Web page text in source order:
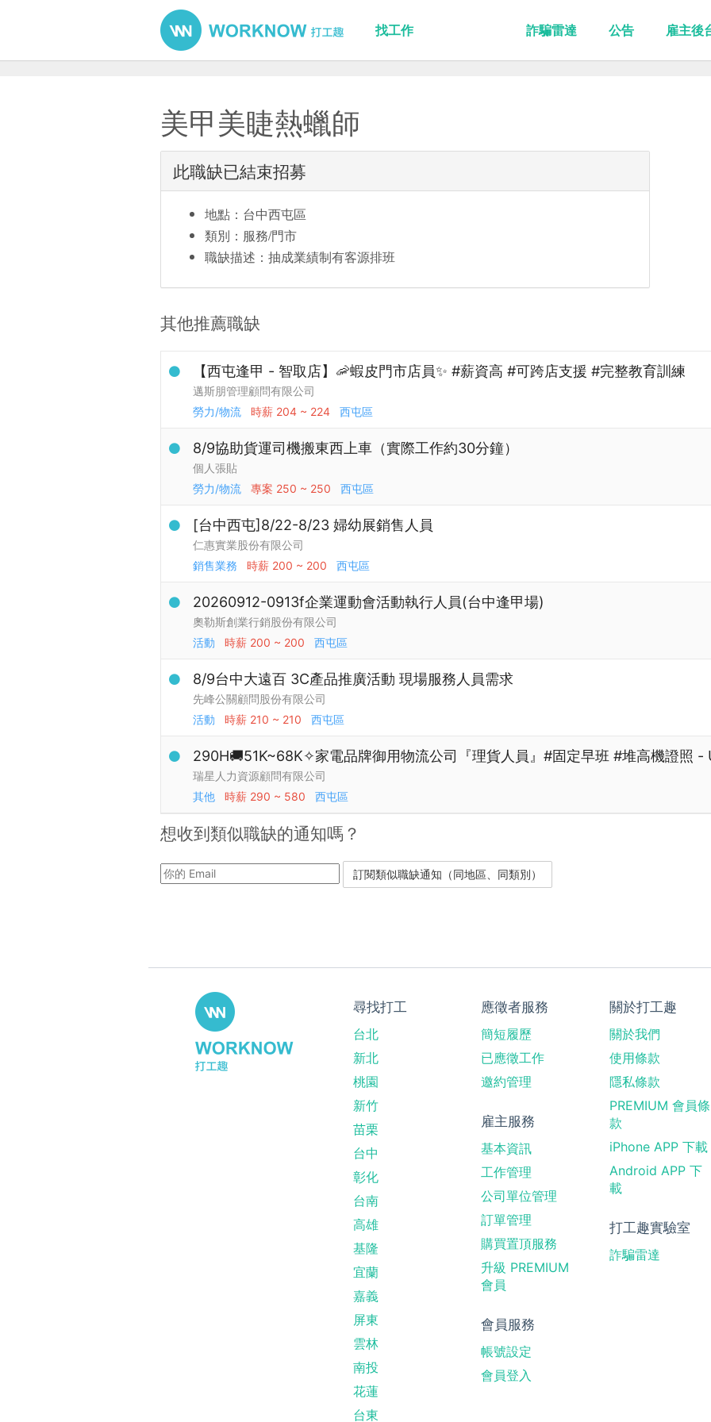
找工作 詐騙雷達 公告 雇主後
美甲美睫熱蠟師
此職缺已結束招募
地點：台中西屯區
類別：服務/門市
職缺描述：抽成業績制有客源排班
其他推薦職缺
【西屯逢甲 - 智取店】🦐蝦皮門市店員✨ #薪資高 #可跨店支援 #完整教育訓練
邁斯朋管理顧問有限公司
勞力/物流
時薪 204 ~ 224 西屯區
8/9協助貨運司機搬東西上車（實際工作約30分鐘）
個人張貼
勞力/物流
專案 250 ~ 250 西屯區
[台中西屯]8/22-8/23 婦幼展銷售人員
仁惠實業股份有限公司
銷售業務
時薪 200 ~ 200 西屯區
20260912-0913f企業運動會活動執行人員(台中逢甲場)
奧勒斯創業行銷股份有限公司
活動
時薪 200 ~ 200 西屯區
8/9台中大遠百 3C產品推廣活動 現場服務人員需求
先峰公關顧問股份有限公司
活動
時薪 210 ~ 210 西屯區
290H🚚51K~68K✧家電品牌御用物流公司『理貨人員』#固定早班 #堆高機證照 -
瑞星人力資源顧問有限公司
其他
時薪 290 ~ 580 西屯區
想收到類似職缺的通知嗎？
尋找打工
台北
新北
桃園
新竹
苗栗
台中
彰化
台南
高雄
基隆
宜蘭
嘉義
屏東
雲林
南投
花蓮
台東
應徵者服務
簡短履歷
已應徵工作
邀約管理
雇主服務
基本資訊
工作管理
公司單位管理
訂單管理
購買置頂服務
升級 PREMIUM
會員
會員服務
帳號設定
會員登入
關於打工趣
關於我們
使用條款
隱私條款
PREMIUM 會員條
款
iPhone APP 下載
Android APP 下
載
打工趣實驗室
詐騙雷達